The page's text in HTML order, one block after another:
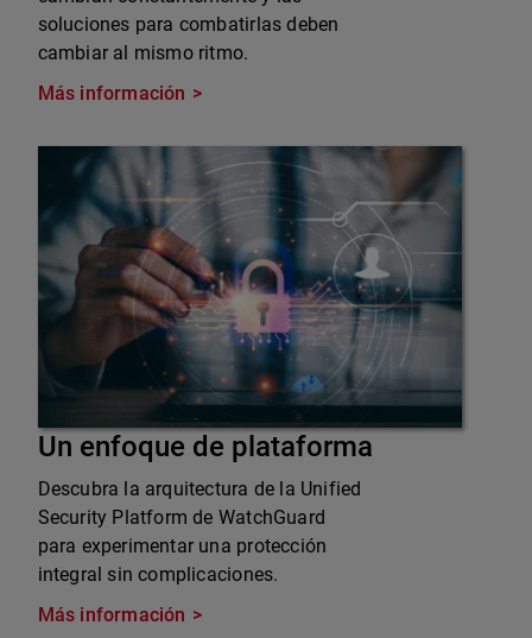
soluciones para combatirlas deben
cambiar al mismo ritmo.
Más información
Un enfoque de plataforma
Descubra la arquitectura de la Unified
Security Platform de WatchGuard
para experimentar una protección
integral sin complicaciones.
Más información